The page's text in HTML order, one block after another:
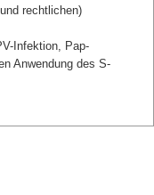
rechtlichen)
Infektion, Pap-
Anwendung des S-